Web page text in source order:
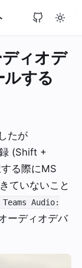
ィオデ
する
たが
(Shift +
る際にMS
ていないこと
Audio:
ーディオデバ